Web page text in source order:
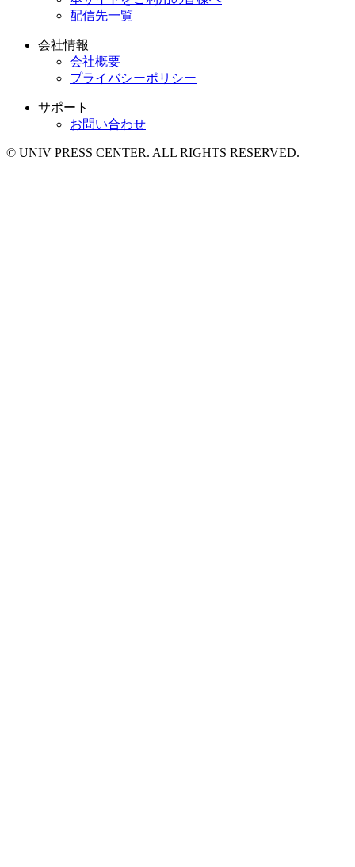
配信先一覧
会社情報
会社概要
プライバシーポリシー
サポート
お問い合わせ
© UNIV PRESS CENTER. ALL RIGHTS RESERVED.